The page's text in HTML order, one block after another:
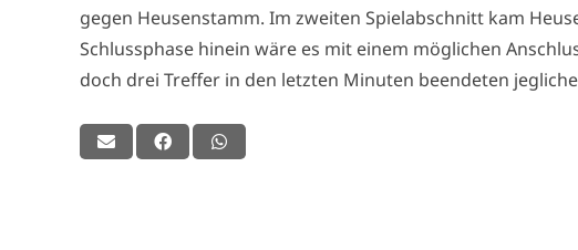
gegen Heusenstamm. Im zweiten Spielabschnitt kam
Schlussphase hinein wäre es mit einem möglichen
doch drei Treffer in den letzten Minuten beendeten